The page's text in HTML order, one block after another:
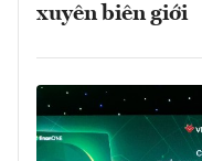
xuyên biên giới